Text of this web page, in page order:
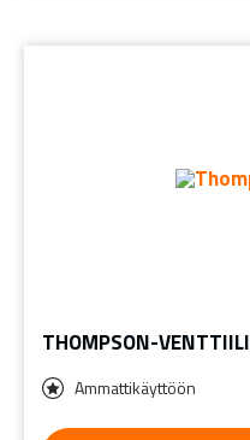
THOMPSON-VENTTIILI
Ammattikäyttöön